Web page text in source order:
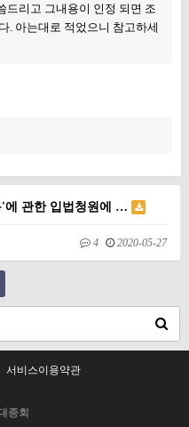
드리고 그내용이 인정 되면 조
. 아는대로 적었으니 참고하세
'에 관한 입법청원에 …
4 2020-05-27
서비스이용약관
종회